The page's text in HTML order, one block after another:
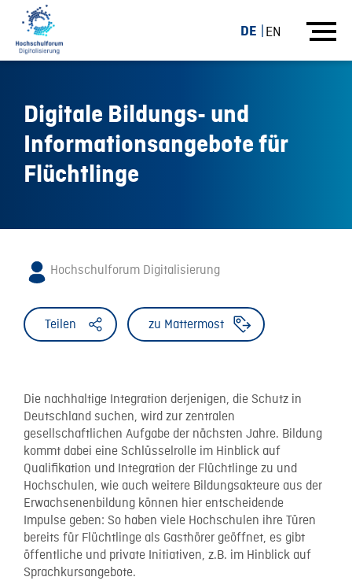
DE EN
Digitale Bildungs- und
Informationsangebote für
Flüchtlinge
Hochschulforum Digitalisierung
Teilen zu Mattermost
Die nachhaltige Integration derjenigen, die Schutz in
Deutschland suchen, wird zur zentralen
gesellschaftlichen Aufgabe der nächsten Jahre. Bildung
kommt dabei eine Schlüsselrolle im Hinblick auf
Qualifikation und Integration der Flüchtlinge zu und
Hochschulen, wie auch weitere Bildungsakteure aus der
Erwachsenenbildung können hier entscheidende
Impulse geben: So haben viele Hochschulen ihre Türen
bereits für Flüchtlinge als Gasthörer geöffnet, es gibt
öffentliche und private Initiativen, z.B. im Hinblick auf
Sprachkursangebote.